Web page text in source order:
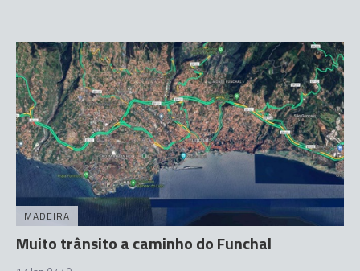
MADEIRA
Muito trânsito a caminho do Funchal